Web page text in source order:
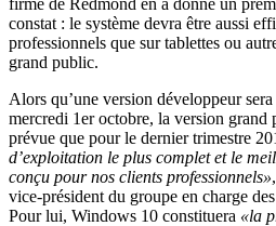
constat : le système devra être aussi
professionnels que sur tablettes ou
grand public.
Alors qu’une version développeur
mercredi 1er octobre, la version grand
prévue que pour le dernier trimestre
d’exploitation le plus complet et le
conçu pour nos clients professionnels»
vice-président du groupe en charge
Pour lui, Windows 10 constituera «la